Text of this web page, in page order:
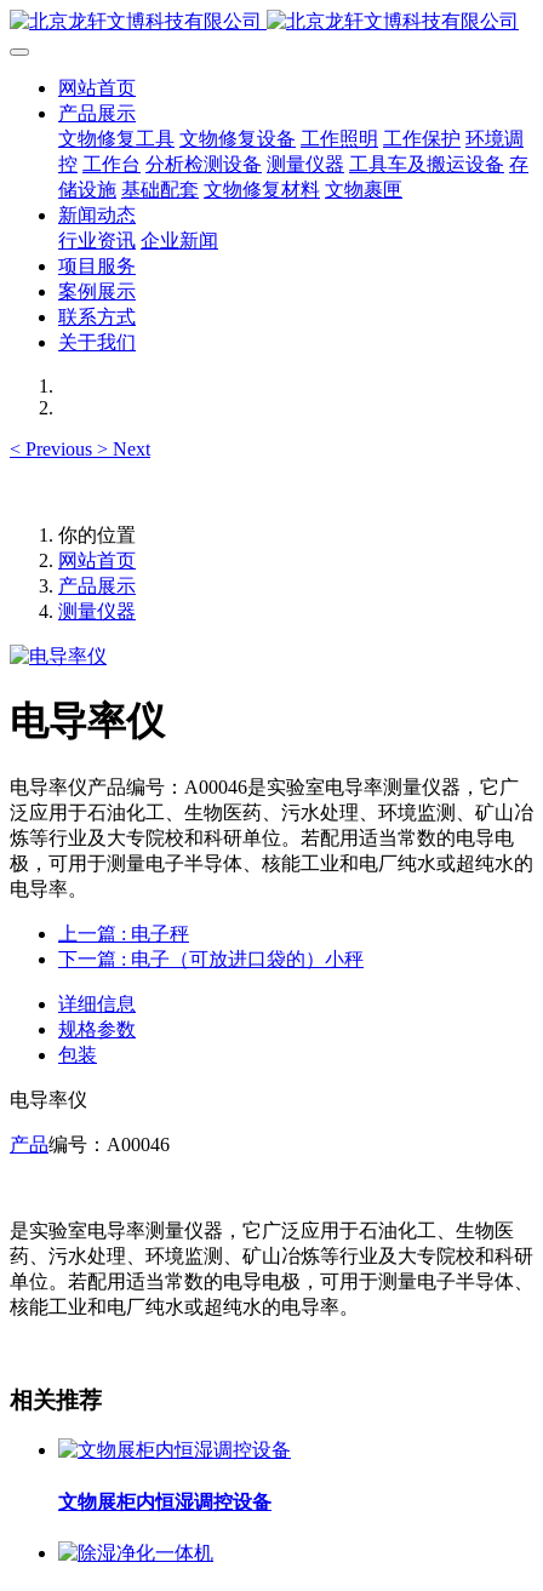
网站首页
产品展示
文物修复工具 文物修复设备 工作照明 工作保护 环境调
控 工作台 分析检测设备 测量仪器 工具车及搬运设备 存
储设施 基础配套 文物修复材料 文物裹匣
新闻动态
行业资讯 企业新闻
项目服务
案例展示
联系方式
关于我们
< Previous > Next
你的位置
网站首页
产品展示
测量仪器
电导率仪
电导率仪产品编号：A00046是实验室电导率测量仪器，它广
泛应用于石油化工、生物医药、污水处理、环境监测、矿山冶
炼等行业及大专院校和科研单位。若配用适当常数的电导电
极，可用于测量电子半导体、核能工业和电厂纯水或超纯水的
电导率。
上一篇 : 电子秤
下一篇 : 电子（可放进口袋的）小秤
详细信息
规格参数
包装
电导率仪
产品编号：A00046
是实验室电导率测量仪器，它广泛应用于石油化工、生物医
药、污水处理、环境监测、矿山冶炼等行业及大专院校和科研
单位。若配用适当常数的电导电极，可用于测量电子半导体、
核能工业和电厂纯水或超纯水的电导率。
相关推荐
文物展柜内恒湿调控设备